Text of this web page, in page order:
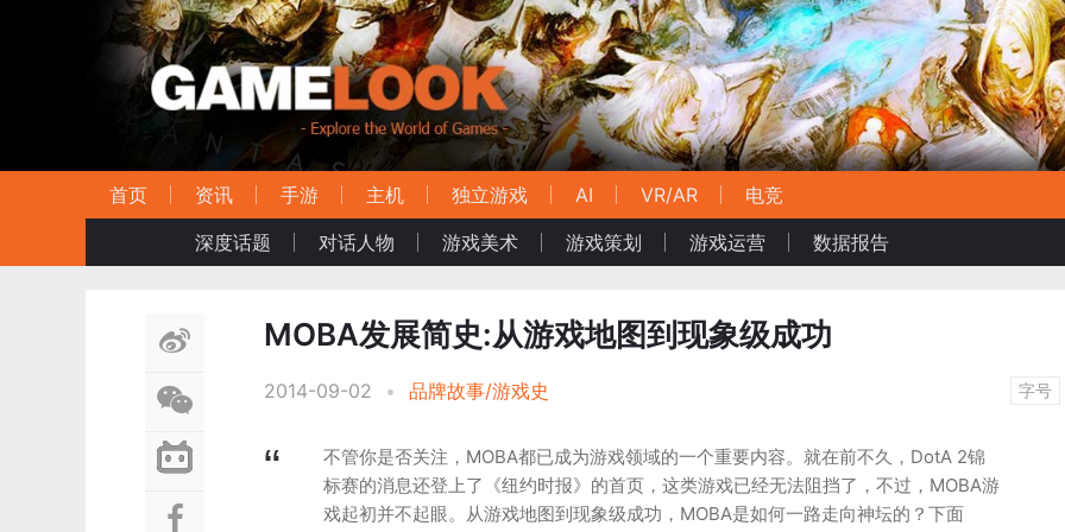
首页 资讯 手游 主机 独立游戏 AI VR/AR
电竞
深度话题
对话人物 游戏美术 游戏策划 游戏运营 数据报告
MOBA发展简史:从游戏地图到现象级成功
2014-09-02 • 品牌故事/游戏史 字号
不管你是否关注，MOBA都已成为游戏领域的一个重要内容。就在前不久，DotA 2锦
标赛的消息还登上了《纽约时报》的首页，这类游戏已经无法阻挡了，不过，MOBA游
戏起初并不起眼。从游戏地图到现象级成功，MOBA是如何一路走向神坛的？下面